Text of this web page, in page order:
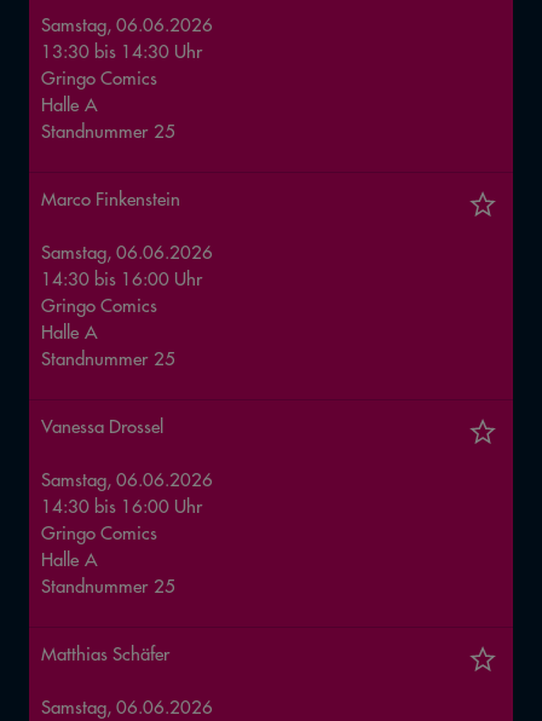
Samstag, 06.06.2026
13:30 bis 14:30 Uhr
Gringo Comics
Halle A
Standnummer 25
Marco Finkenstein
Samstag, 06.06.2026
14:30 bis 16:00 Uhr
Gringo Comics
Halle A
Standnummer 25
Vanessa Drossel
Samstag, 06.06.2026
14:30 bis 16:00 Uhr
Gringo Comics
Halle A
Standnummer 25
Matthias Schäfer
Samstag, 06.06.2026